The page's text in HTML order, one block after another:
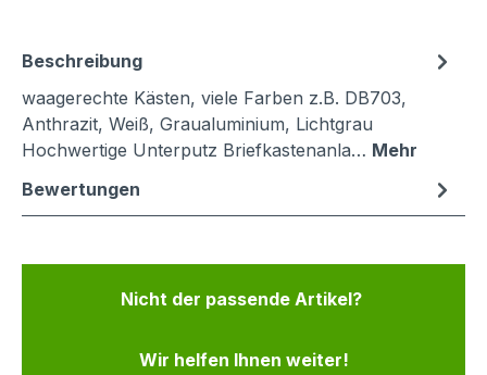
Beschreibung
waagerechte Kästen, viele Farben z.B. DB703,
Anthrazit, Weiß, Graualuminium, Lichtgrau
Hochwertige Unterputz Briefkastenanla… Mehr
Bewertungen
Nicht der passende Artikel?
Wir helfen Ihnen weiter!